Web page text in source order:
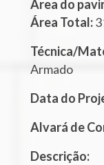
Área do
Área Total:
Técnica/
Armado
Data do
Alvará de
Descrição: